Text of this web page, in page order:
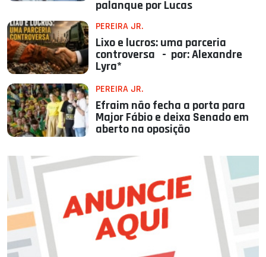
palanque por Lucas
PEREIRA JR.
Lixo e lucros: uma parceria
controversa - por: Alexandre
Lyra*
PEREIRA JR.
Efraim não fecha a porta para
Major Fábio e deixa Senado em
aberto na oposição